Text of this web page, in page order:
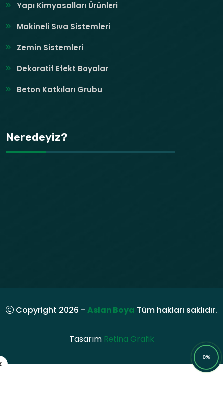
Yapı Kimyasalları Ürünleri
Makineli Sıva Sistemleri
Zemin Sistemleri
Dekoratif Efekt Boyalar
Beton Katkıları Grubu
Neredeyiz?
Copyright 2026 - Aslan Boya Tüm hakları saklıdır.
Tasarım Retina Grafik
0%